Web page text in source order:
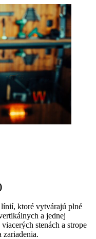
ktoré vytvárajú plné
a jednej
stenách a strope
zariadenia.